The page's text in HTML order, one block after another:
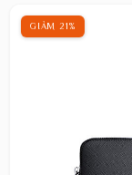
GIẢM 21%